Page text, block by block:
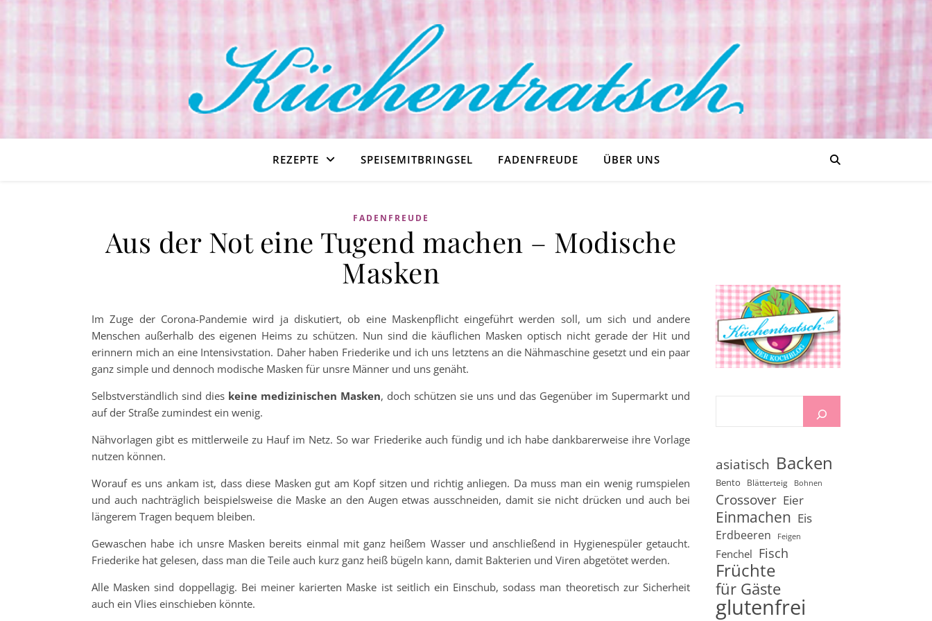
REZEPTE SPEISEMITBRINGSEL FADENFREUDE ÜBER UNS
FADENFREUDE
Aus der Not eine Tugend machen – Modische
Masken
Im Zuge der Corona-Pandemie wird ja diskutiert, ob eine Maskenpflicht eingeführt werden soll, um sich und andere
Menschen außerhalb des eigenen Heims zu schützen. Nun sind die käuflichen Masken optisch nicht gerade der Hit und
erinnern mich an eine Intensivstation. Daher haben Friederike und ich uns letztens an die Nähmaschine gesetzt und ein paar
ganz simple und dennoch modische Masken für unsre Männer und uns genäht.
Selbstverständlich sind dies keine medizinischen Masken, doch schützen sie uns und das Gegenüber im Supermarkt und
auf der Straße zumindest ein wenig.
Nähvorlagen gibt es mittlerweile zu Hauf im Netz. So war Friederike auch fündig und ich habe dankbarerweise ihre Vorlage
nutzen können.
Worauf es uns ankam ist, dass diese Masken gut am Kopf sitzen und richtig anliegen. Da muss man ein wenig rumspielen
und auch nachträglich beispielsweise die Maske an den Augen etwas ausschneiden, damit sie nicht drücken und auch bei
längerem Tragen bequem bleiben.
Gewaschen habe ich unsre Masken bereits einmal mit ganz heißem Wasser und anschließend in Hygienespüler getaucht.
Friederike hat gelesen, dass man die Teile auch kurz ganz heiß bügeln kann, damit Bakterien und Viren abgetötet werden.
Alle Masken sind doppellagig. Bei meiner karierten Maske ist seitlich ein Einschub, sodass man theoretisch zur Sicherheit
auch ein Vlies einschieben könnte.
asiatisch Backen
Bento Blätterteig Bohnen
Crossover Eier
Einmachen Eis
Erdbeeren Feigen
Fenchel Fisch
Früchte
für Gäste
glutenfrei